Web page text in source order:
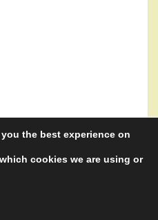
the best experience on
cookies we are using or